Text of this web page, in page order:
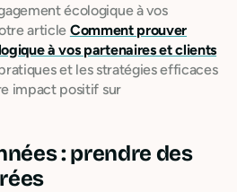
écologique à vos
article Comment prouver
à vos partenaires et clients
et les stratégies efficaces
impact positif sur
: prendre des